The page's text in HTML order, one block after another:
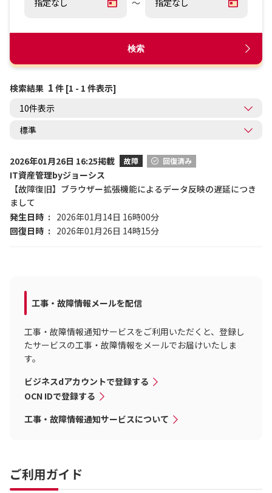
検索
検索結果 1 件 [1 - 1 件表示]
2026年01月26日 16:25掲載 故障 回復済み
IT資産管理byジョーシス
【故障復旧】ブラウザー拡張機能によるデータ反映の遅延につき
まして
発生日時
2026年01月14日 16時00分
回復日時
2026年01月26日 14時15分
工事・故障情報メールを配信
工事・故障情報通知サービスをご利用いただくと、登録し
たサービスの工事・故障情報をメールでお届けいたしま
す。
ビジネスdアカウントで登録する
OCN IDで登録する
工事・故障情報通知サービスについて
ご利用ガイド